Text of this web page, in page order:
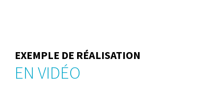
EXEMPLE DE RÉALISATION
EN VIDÉO